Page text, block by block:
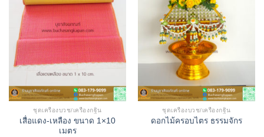
ชุดเครื่องบวช/เครื่องกฐิน
เสื่อแดง-เหลือง ขนาด 1×10
เมตร
ชุดเครื่องบวช/เครื่องกฐิน
ดอกไม้ครอบไตร ธรรมจักร